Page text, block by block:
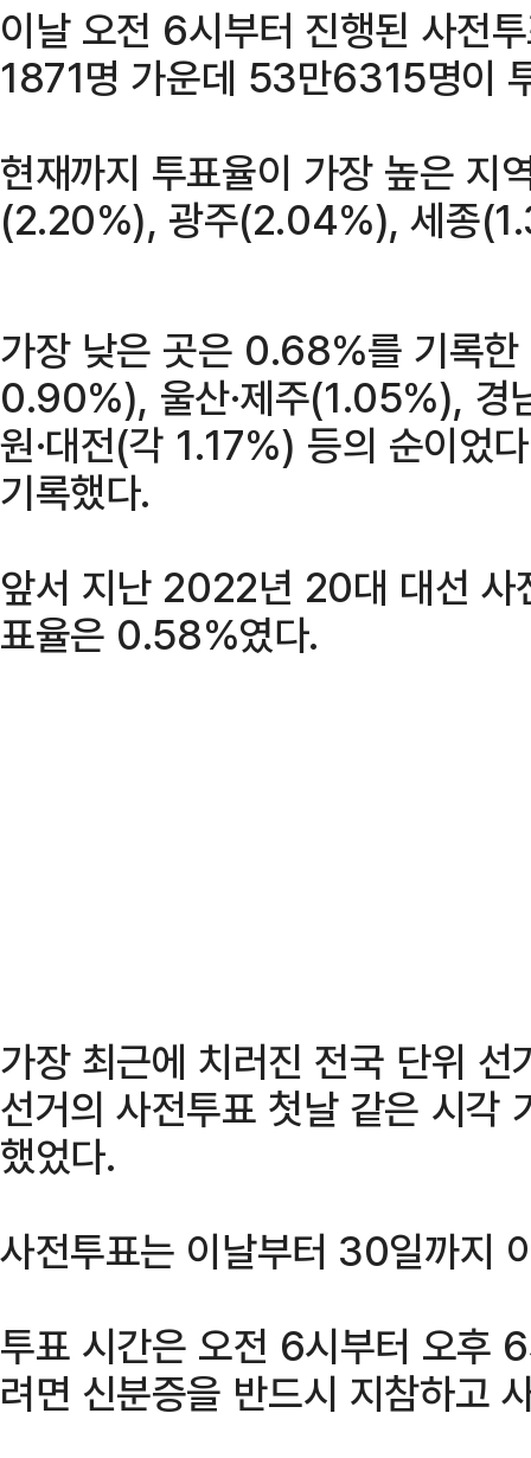
이날 오전 6시부터 진행된 사전
1871명 가운데 53만6315명이
현재까지 투표율이 가장 높은
(2.20%), 광주(2.04%), 세종
가장 낮은 곳은 0.68%를 기록한
0.90%), 울산·제주(1.05%),
원·대전(각 1.17%) 등의 순이었
기록했다.
앞서 지난 2022년 20대 대선 사
표율은 0.58%였다.
가장 최근에 치러진 전국 단위
선거의 사전투표 첫날 같은 시
했었다.
사전투표는 이날부터 30일까지
투표 시간은 오전 6시부터 오후
려면 신분증을 반드시 지참하고